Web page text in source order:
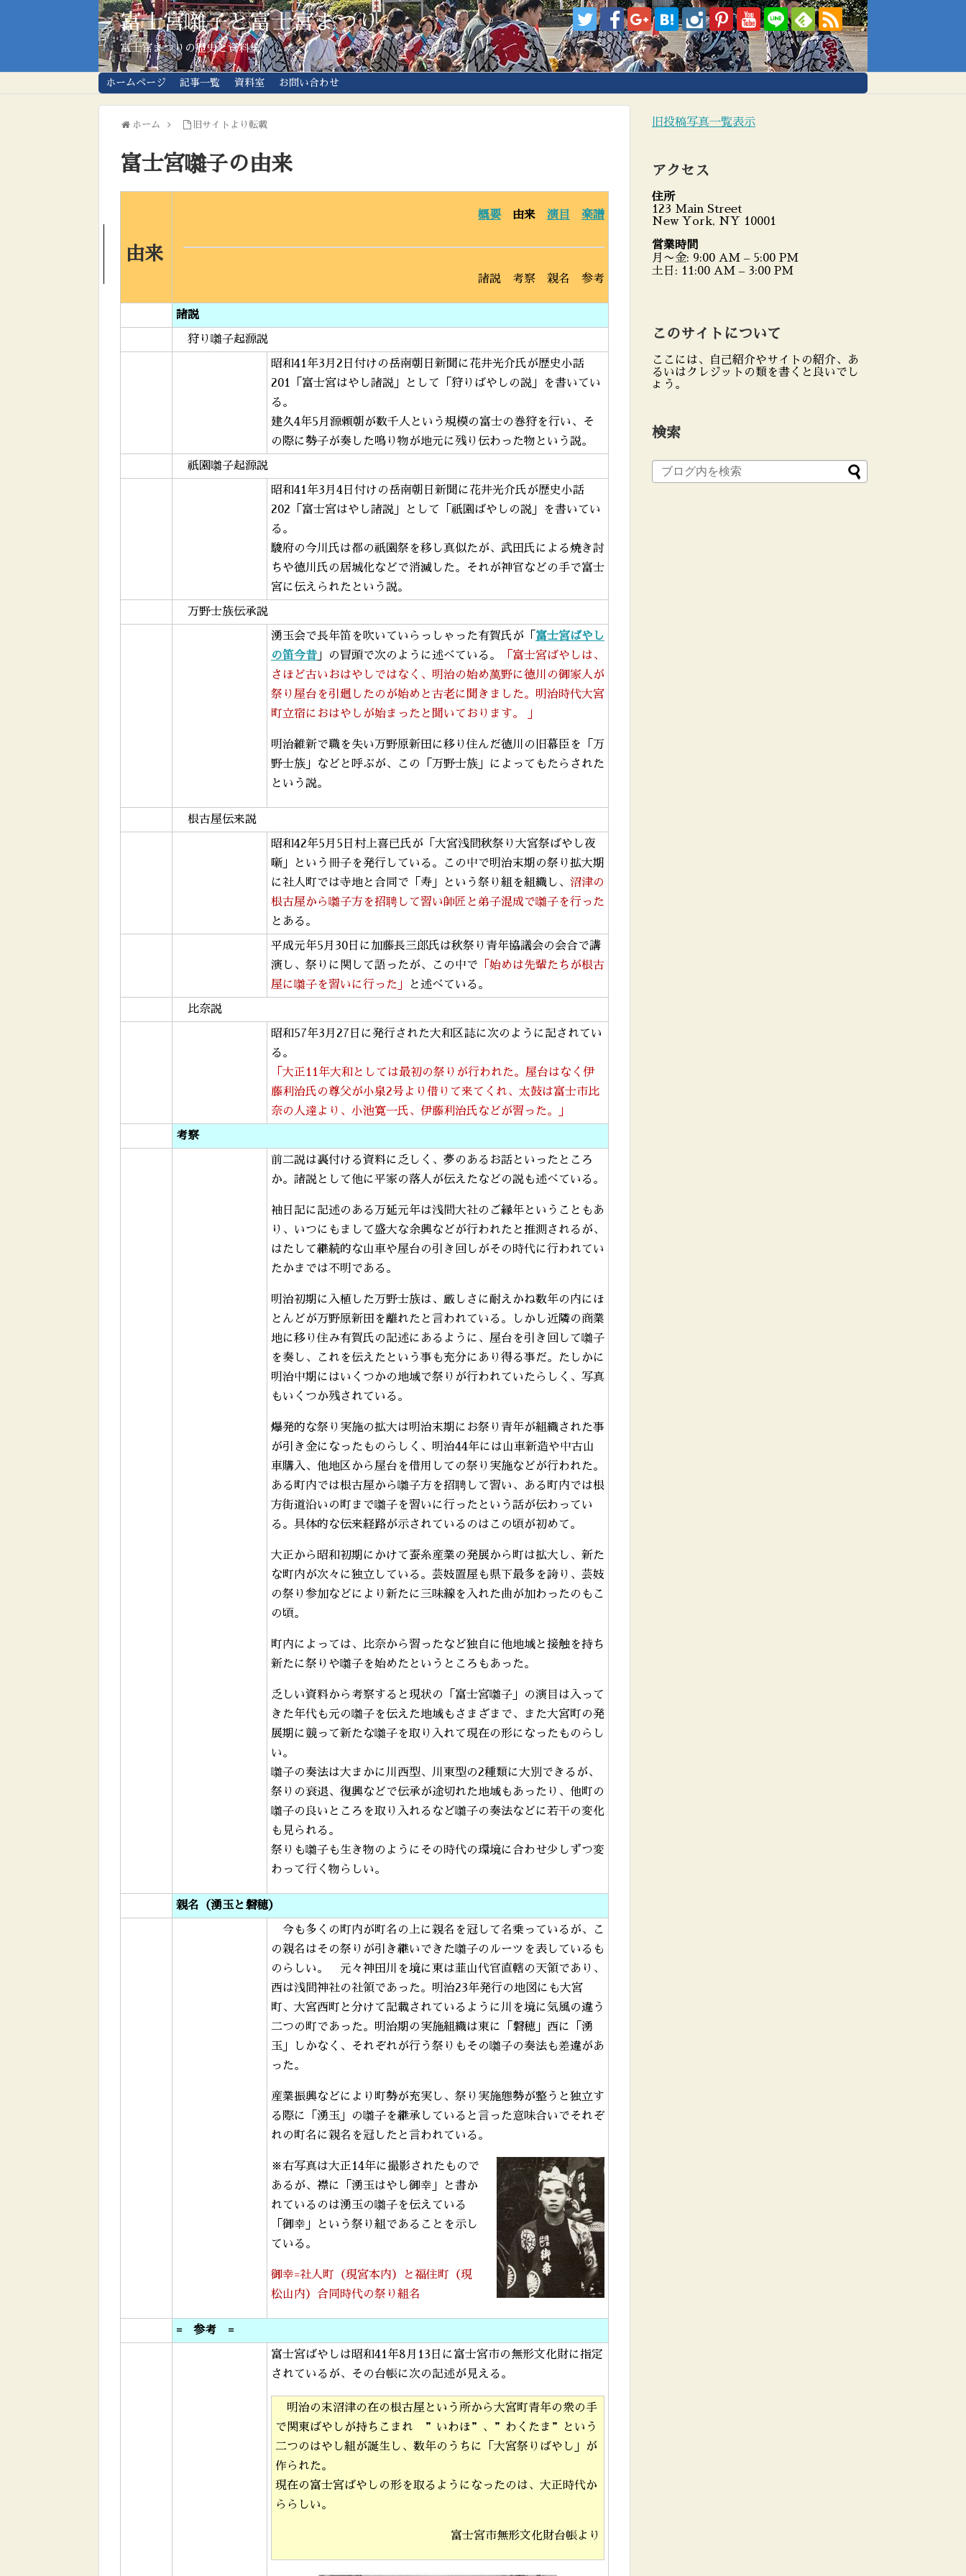
富士宮囃子と富士宮まつり
富士宮まつりの歴史と資料集
ホームページ 記事一覧 資料室 お問い合わせ
ホーム 旧サイトより転載
富士宮囃子の由来
由来
概要由来 演目 楽譜
諸説 考察 親名 参考
諸説
狩り囃子起源説
昭和41年3月2日付けの岳南朝日新聞に花井光介氏が歴史小話
201「富士宮はやし諸説」として「狩りばやしの説」を書いてい
る。
建久4年5月源頼朝が数千人という規模の富士の巻狩を行い、そ
の際に勢子が奏した鳴り物が地元に残り伝わった物という説。
祇園囃子起源説
昭和41年3月4日付けの岳南朝日新聞に花井光介氏が歴史小話
202「富士宮はやし諸説」として「祇園ばやしの説」を書いてい
る。
駿府の今川氏は都の祇園祭を移し真似たが、武田氏による焼き討
ちや徳川氏の居城化などで消滅した。それが神官などの手で富士
宮に伝えられたという説。
万野士族伝承説
湧玉会で長年笛を吹いていらっしゃった有賀氏が「 富士宮ばやし
の笛今昔 」の冒頭で次のように述べている。
「富士宮ばやしは、
さほど古いおはやしではなく、明治の始め萬野に徳川の御家人が
祭り屋台を引廻したのが始めと古老に聞きました。明治時代大宮
町立宿におはやしが始まったと聞いております。 」
明治維新で職を失い万野原新田に移り住んだ徳川の旧幕臣を「万
野士族」などと呼ぶが、この「万野士族」によってもたらされた
という説。
根古屋伝来説
昭和42年5月5日村上喜已氏が「大宮浅間秋祭り大宮祭ばやし夜
噺」という冊子を発行している。この中で明治末期の祭り拡大期
に社人町では寺地と合同で「寿」という祭り組を組織し、 沼津の
根古屋から囃子方を招聘して習い師匠と弟子混成で囃子を行った
とある。
平成元年5月30日に加藤長三郎氏は秋祭り青年協議会の会合で講
演し、祭りに関して語ったが、この中で 「始めは先輩たちが根古
屋に囃子を習いに行った」
と述べている。
比奈説
昭和57年3月27日に発行された大和区誌に次のように記されてい
る。
「大正11年大和としては最初の祭りが行われた。屋台はなく伊
藤利治氏の尊父が小泉2号より借りて来てくれ、太鼓は富士市比
奈の人達より、小池寛一氏、伊藤利治氏などが習った。」
考察
前二説は裏付ける資料に乏しく、夢のあるお話といったところ
か。諸説として他に平家の落人が伝えたなどの説も述べている。
袖日記に記述のある万延元年は浅間大社のご縁年ということもあ
り、いつにもまして盛大な余興などが行われたと推測されるが、
はたして継続的な山車や屋台の引き回しがその時代に行われてい
たかまでは不明である。
明治初期に入植した万野士族は、厳しさに耐えかね数年の内にほ
とんどが万野原新田を離れたと言われている。しかし近隣の商業
地に移り住み有賀氏の記述にあるように、屋台を引き回して囃子
を奏し、これを伝えたという事も充分にあり得る事だ。たしかに
明治中期にはいくつかの地域で祭りが行われていたらしく、写真
もいくつか残されている。
爆発的な祭り実施の拡大は明治末期にお祭り青年が組織された事
が引き金になったものらしく、明治44年には山車新造や中古山
車購入、他地区から屋台を借用しての祭り実施などが行われた。
ある町内では根古屋から囃子方を招聘して習い、ある町内では根
方街道沿いの町まで囃子を習いに行ったという話が伝わってい
る。具体的な伝来経路が示されているのはこの頃が初めて。
大正から昭和初期にかけて蚕糸産業の発展から町は拡大し、新た
な町内が次々に独立している。芸妓置屋も県下最多を誇り、芸妓
の祭り参加などにより新たに三味線を入れた曲が加わったのもこ
の頃。
町内によっては、比奈から習ったなど独自に他地域と接触を持ち
新たに祭りや囃子を始めたというところもあった。
乏しい資料から考察すると現状の「富士宮囃子」の演目は入って
きた年代も元の囃子を伝えた地域もさまざまで、また大宮町の発
展期に競って新たな囃子を取り入れて現在の形になったものらし
い。
囃子の奏法は大まかに川西型、川東型の2種類に大別できるが、
祭りの衰退、復興などで伝承が途切れた地域もあったり、他町の
囃子の良いところを取り入れるなど囃子の奏法などに若干の変化
も見られる。
祭りも囃子も生き物のようにその時代の環境に合わせ少しずつ変
わって行く物らしい。
親名（湧玉と磐穂）
今も多くの町内が町名の上に親名を冠して名乗っているが、こ
の親名はその祭りが引き継いできた囃子のルーツを表しているも
のらしい。 元々神田川を境に東は韮山代官直轄の天領であり、
西は浅間神社の社領であった。明治23年発行の地図にも大宮
町、大宮西町と分けて記載されているように川を境に気風の違う
二つの町であった。明治期の実施組織は東に「磐穂」西に「湧
玉」しかなく、それぞれが行う祭りもその囃子の奏法も差違があ
った。
産業振興などにより町勢が充実し、祭り実施態勢が整うと独立す
る際に「湧玉」の囃子を継承していると言った意味合いでそれぞ
れの町名に親名を冠したと言われている。
※右写真は大正14年に撮影されたもので
あるが、襟に「湧玉はやし御幸」と書か
れているのは湧玉の囃子を伝えている
「御幸」という祭り組であることを示し
ている。
御幸=社人町（現宮本内）と福住町（現
松山内）合同時代の祭り組名
= 参考 =
富士宮ばやしは昭和41年8月13日に富士宮市の無形文化財に指定
されているが、その台帳に次の記述が見える。
明治の末沼津の在の根古屋という所から大宮町青年の衆の手
で関東ばやしが持ちこまれ ”いわほ”、”わくたま”という
二つのはやし組が誕生し、数年のうちに「大宮祭りばやし」が
作られた。
現在の富士宮ばやしの形を取るようになったのは、大正時代か
ららしい。
富士宮市無形文化財台帳より
旧投稿写真一覧表示
アクセス
住所
123 Main Street
New York, NY 10001
営業時間
月〜金: 9:00 AM – 5:00 PM
土日: 11:00 AM – 3:00 PM
このサイトについて
ここには、自己紹介やサイトの紹介、あ
るいはクレジットの類を書くと良いでし
ょう。
検索